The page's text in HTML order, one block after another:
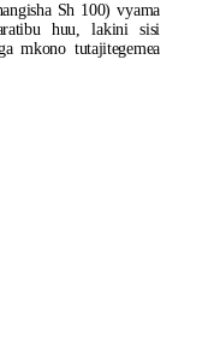
Sh 100) vyama
huu, lakini sisi
mkono tutajitegemea